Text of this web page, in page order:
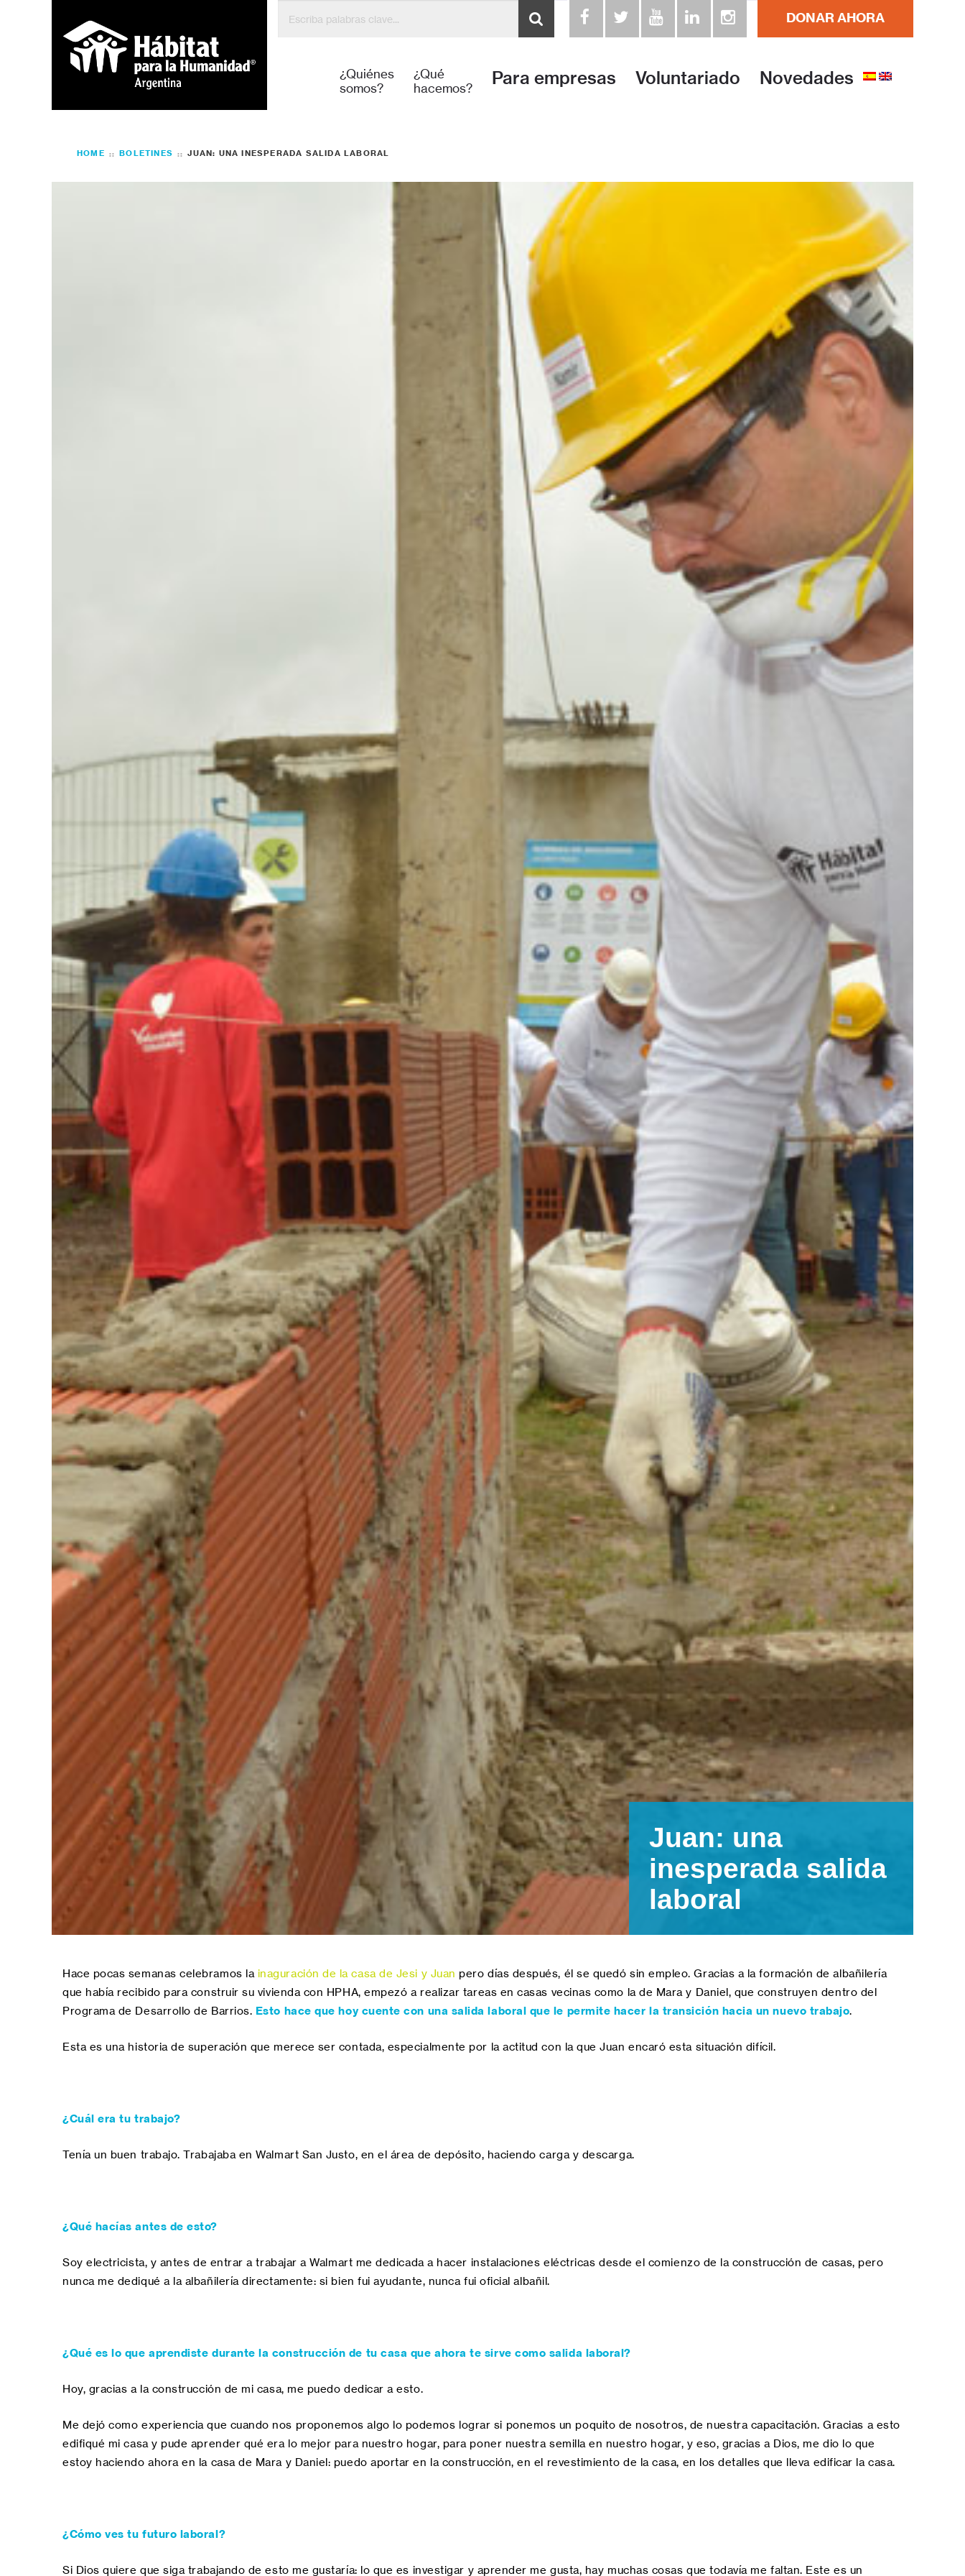
DONAR AHORA
¿Quiénes
somos?
¿Qué
hacemos?
Para empresas Voluntariado Novedades
HOME BOLETINES JUAN: UNA INESPERADA SALIDA LABORAL
Juan: una
inesperada salida
laboral
Hace pocas semanas celebramos la inaguración de la casa de Jesi y Juan pero días después, él se quedó sin empleo. Gracias a la formación de albañilería
que había recibido para construir su vivienda con HPHA, empezó a realizar tareas en casas vecinas como la de Mara y Daniel, que construyen dentro del
Programa de Desarrollo de Barrios. Esto hace que hoy cuente con una salida laboral que le permite hacer la transición hacia un nuevo trabajo.
Esta es una historia de superación que merece ser contada, especialmente por la actitud con la que Juan encaró esta situación difícil.
¿Cuál era tu trabajo?
Tenía un buen trabajo. Trabajaba en Walmart San Justo, en el área de depósito, haciendo carga y descarga.
¿Qué hacías antes de esto?
Soy electricista, y antes de entrar a trabajar a Walmart me dedicada a hacer instalaciones eléctricas desde el comienzo de la construcción de casas, pero
nunca me dediqué a la albañilería directamente: si bien fui ayudante, nunca fui oficial albañil.
¿Qué es lo que aprendiste durante la construcción de tu casa que ahora te sirve como salida laboral?
Hoy, gracias a la construcción de mi casa, me puedo dedicar a esto.
Me dejó como experiencia que cuando nos proponemos algo lo podemos lograr si ponemos un poquito de nosotros, de nuestra capacitación. Gracias a esto
edifiqué mi casa y pude aprender qué era lo mejor para nuestro hogar, para poner nuestra semilla en nuestro hogar, y eso, gracias a Dios, me dio lo que
estoy haciendo ahora en la casa de Mara y Daniel: puedo aportar en la construcción, en el revestimiento de la casa, en los detalles que lleva edificar la casa.
¿Cómo ves tu futuro laboral?
Si Dios quiere que siga trabajando de esto me gustaría: lo que es investigar y aprender me gusta, hay muchas cosas que todavía me faltan. Este es un